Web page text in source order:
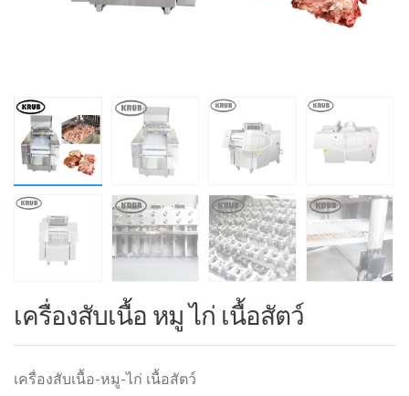
เครื่องสับเนื้อ หมู ไก่ เนื้อสัตว์
เครื่องสับเนื้อ-หมู-ไก่ เนื้อสัตว์